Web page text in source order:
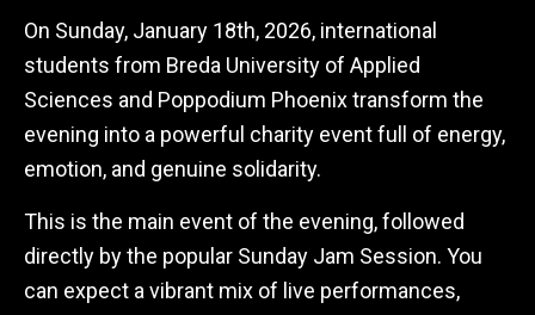
On Sunday, January 18th, 2026, international
students from Breda University of Applied
Sciences and Poppodium Phoenix transform the
evening into a powerful charity event full of energy,
emotion, and genuine solidarity.
This is the main event of the evening, followed
directly by the popular Sunday Jam Session. You
can expect a vibrant mix of live performances,